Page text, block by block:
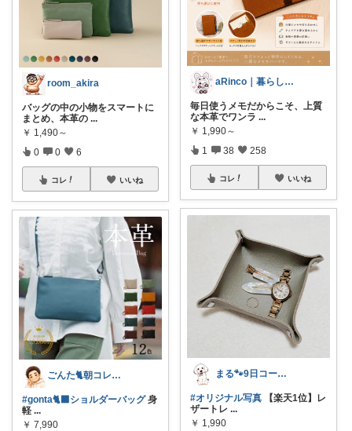
room_akira
バッグの中の小物をスマートに
まとめ、本革の ...
￥ 1,490～
0 0 6
コレ いいね
ごんた🐈朝コレ🐈‍⬛
#gonta🐈‍⬛ショルダーバッグ身
軽 ...
￥ 7,990
aRinco｜暮らしを楽しむROOM🐼
毎日使うメモだからこそ、上質
な本革でワンラ ...
￥ 1,990～
1 38 258
コレ いいね
まる🐾9日コーデUP♡いつも感謝✽
#オリジナル写真 【楽天1位】レ
ザートレ ...
￥ 1,990